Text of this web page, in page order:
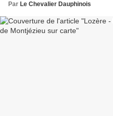
Par Le Chevalier Dauphinois